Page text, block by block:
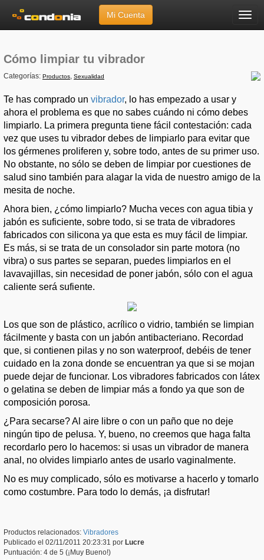
Menú
Mi Cuenta
Cómo limpiar tu vibrador
Cómo limpiar tu vibrador
Categorías: Productos, Sexualidad
Te has comprado un vibrador, lo has empezado a usar y
ahora el problema es que no sabes cuándo ni cómo debes
limpiarlo. La primera pregunta tiene fácil contestación: cada
vez que uses tu vibrador debes de limpiarlo para evitar que
los gérmenes proliferen y, sobre todo, antes de su primer uso.
No obstante, no sólo se deben de limpiar por cuestiones de
salud sino también para alagar la vida de nuestro amigo de la
mesita de noche.
Ahora bien, ¿cómo limpiarlo? Mucha veces con agua tibia y
jabón es suficiente, sobre todo, si se trata de vibradores
fabricados con silicona ya que esta es muy fácil de limpiar.
Es más, si se trata de un consolador sin parte motora (no
vibra) o sus partes se separan, puedes limpiarlos en el
lavavajillas, sin necesidad de poner jabón, sólo con el agua
caliente será sufiente.
Los que son de plástico, acrílico o vidrio, también se limpian
fácilmente y basta con un jabón antibacteriano. Recordad
que, si contienen pilas y no son waterproof, debéis de tener
cuidado en la zona donde se encuentran ya que si se mojan
puede dejar de funcionar. Los vibradores fabricados con látex
o gelatina se deben de limpiar más a fondo ya que son de
composición porosa.
¿Para secarse? Al aire libre o con un paño que no deje
ningún tipo de pelusa. Y, bueno, no creemos que haga falta
recordarlo pero lo hacemos: si usas un vibrador de manera
anal, no olvides limpiarlo antes de usarlo vaginalmente.
No es muy complicado, sólo es motivarse a hacerlo y tomarlo
como costumbre. Para todo lo demás, ¡a disfrutar!
Productos relacionados: Vibradores
Publicado el 02/11/2011 20:23:31 por Lucre
Puntuación: 4 de 5 (¡Muy Bueno!)